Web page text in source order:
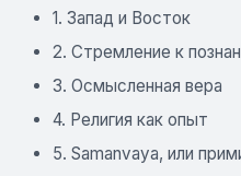
1. Запад и Восток
2. Стремление к
3. Осмысленная вера
4. Религия как опыт
5. Samanvaya, или